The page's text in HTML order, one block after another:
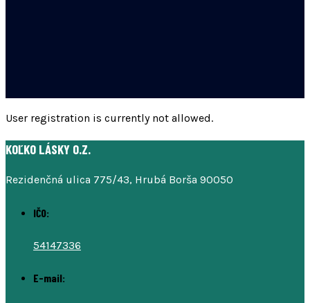
User registration is currently not allowed.
KOĽKO LÁSKY O.Z.
Rezidenčná ulica 775/43, Hrubá Borša 90050
IČO:
54147336
E-mail: